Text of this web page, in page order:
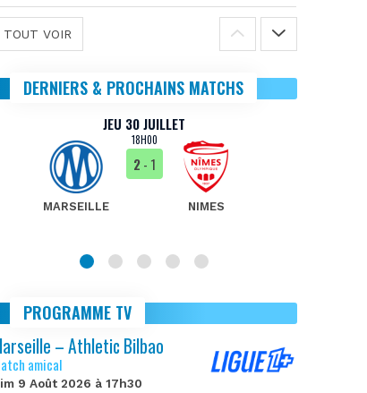
TOUT VOIR
DERNIERS & PROCHAINS MATCHS
JEU 30 JUILLET
18H00
MARSEILLE
2- 1
NIMES
PROGRAMME TV
– Athletic Bilbao
amical
9 Août 2026 à 17h30